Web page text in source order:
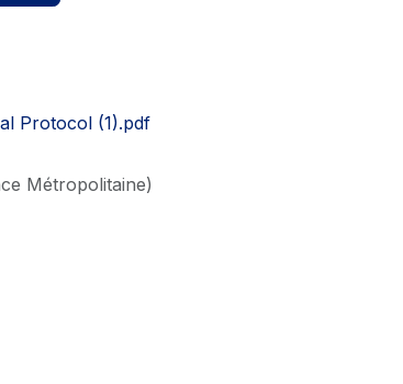
Protocol (1).pdf
Métropolitaine)